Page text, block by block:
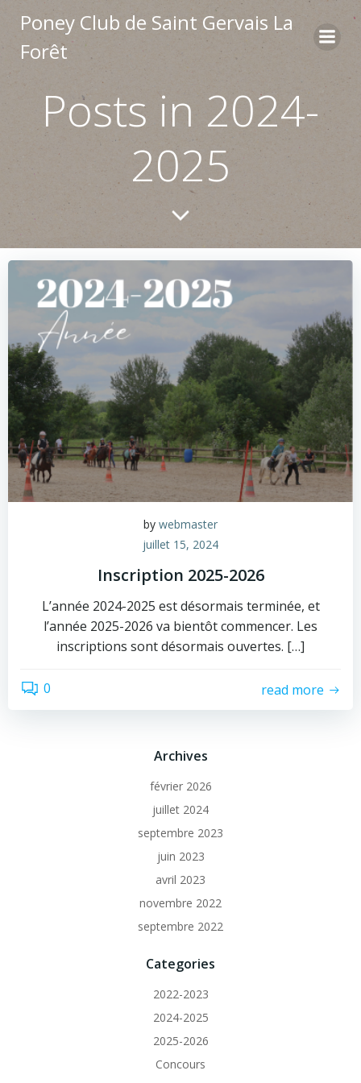
Aller
au
contenu
Poney Club de Saint Gervais La
Forêt
Posts in 2024-
2025
by webmaster
juillet 15, 2024
Inscription 2025-2026
L’année 2024-2025 est désormais terminée, et
l’année 2025-2026 va bientôt commencer. Les
inscriptions sont désormais ouvertes. […]
0 read more
Archives
février 2026
juillet 2024
septembre 2023
juin 2023
avril 2023
novembre 2022
septembre 2022
Categories
2022-2023
2024-2025
2025-2026
Concours